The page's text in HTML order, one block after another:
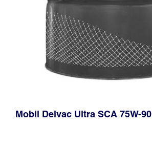
Mobil Delvac Ultra SCA 75W-90